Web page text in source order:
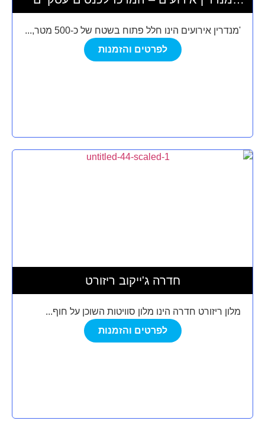
ואירועי בוטיק
'מנדרין אירועים הינו חלל פתוח בשטח של כ-500 מטר,...
לפרטים והזמנות
חדרה ג'ייקוב ריזורט
מלון ריזורט חדרה הינו מלון סוויטות השוכן על חוף...
לפרטים והזמנות